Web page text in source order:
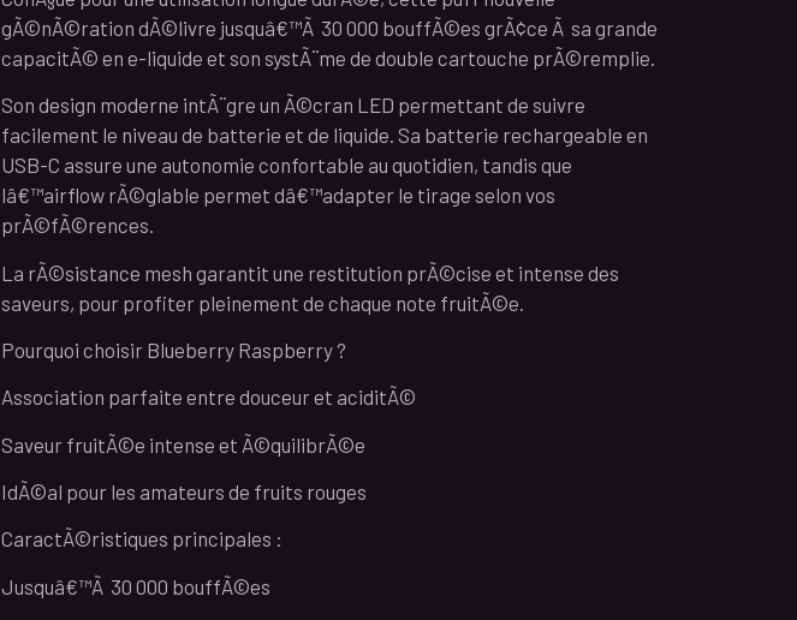
gÃ©nÃ©ration dÃ©livre jusquâ€™Ã 30 000 bouffÃ©es grÃ¢ce Ã sa grande
capacitÃ© en e-liquide et son systÃ¨me de double cartouche prÃ©remplie.
Son design moderne intÃ¨gre un Ã©cran LED permettant de suivre
facilement le niveau de batterie et de liquide. Sa batterie rechargeable en
USB-C assure une autonomie confortable au quotidien, tandis que
lâ€™airflow rÃ©glable permet dâ€™adapter le tirage selon vos
prÃ©fÃ©rences.
La rÃ©sistance mesh garantit une restitution prÃ©cise et intense des
saveurs, pour profiter pleinement de chaque note fruitÃ©e.
Pourquoi choisir Blueberry Raspberry ?
Association parfaite entre douceur et aciditÃ©
Saveur fruitÃ©e intense et Ã©quilibrÃ©e
IdÃ©al pour les amateurs de fruits rouges
CaractÃ©ristiques principales :
Jusquâ€™Ã 30 000 bouffÃ©es